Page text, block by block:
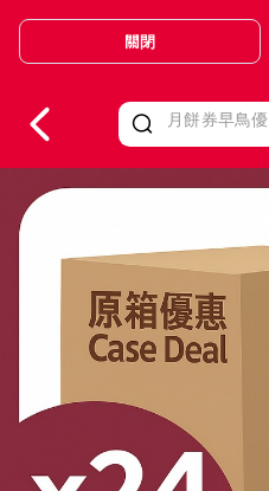
Valid Until 30 June 2026
關閉